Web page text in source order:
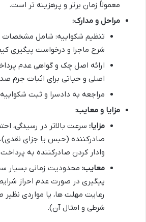
معمولاً زمان برتر و پرهزینه تر است.
مراحل و مدارک:
تنظیم شکواییه: شامل مشخصات
شرح ماجرا و درخواست پیگیری
ارائه اصل چک و گواهی عدم
اصلی و حیاتی برای اثبات جرم
مراجعه به دادسرا و ثبت
مزایا و معایب:
مزایا: سرعت بالاتر در رسیدگی،
صادرکننده (حبس یا جزای نقدی)،
وادار کردن صادرکننده به
معایب: محدودیت زمانی بسیار
پیگیری در صورت عدم احراز
رعایت مهلت ها، یا مواردی
شرطی و امثال آن).